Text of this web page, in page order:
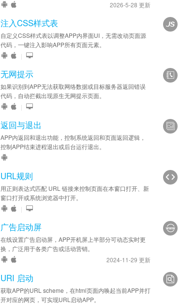
理。
2026-5-28 更新
注入CSS样式表
自定义CSS样式表以调整APP内界面UI，无需改动页面源
代码，一键注入影响APP所有页面元素。
|
无网提示
如果识别到APP无法获取网络数据或目标服务器返回错误
代码，自动拦截出现原生无网提示页面。
|
返回与退出
APP内返回和退出功能，控制系统返回和页面返回逻辑，
控制APP结束进程退出或后台运行退出。
URL规则
用正则表达式匹配 URL 链接来控制页面在本窗口打开、新
窗口打开或系统浏览器中打开。
|
广告启动屏
在线设置广告启动屏，APP开机屏上半部分可动态实时更
换，广泛用于各类广告或活动营销。
2024-11-29 更新
URI 启动
获取APP的URL scheme，在html页面内唤起当前APP并打
开对应的网页，可实现URL启动APP。